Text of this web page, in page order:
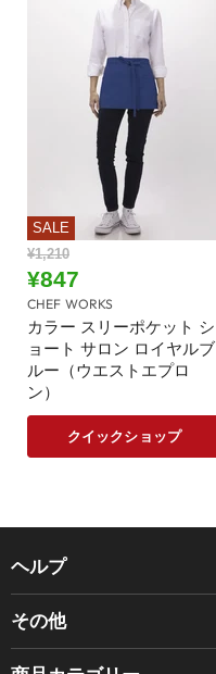
SALE
元
の
価
格
¥1,210
現
在
の
価
格
¥847
CHEF WORKS
カラー スリーポケット シ
ョート サロン ロイヤルブ
ルー（ウエストエプロ
ン）
クイックショップ
ヘルプ
ご利用ガイド
その他